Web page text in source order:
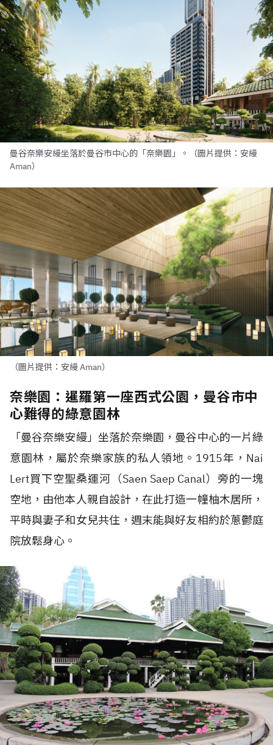
曼谷奈樂安縵坐落於曼谷市中心的「奈樂園」。（圖片提供：安縵
Aman）
（圖片提供：安縵 Aman）
奈樂園：暹羅第一座西式公園，曼谷市中
心難得的綠意園林
「曼谷奈樂安縵」坐落於奈樂園，曼谷中心的一片綠
意園林，屬於奈樂家族的私人領地。1915年，Nai
Lert買下空聖桑運河（Saen Saep Canal）旁的一塊
空地，由他本人親自設計，在此打造一幢柚木居所，
平時與妻子和女兒共住，週末能與好友相約於蔥鬱庭
院放鬆身心。